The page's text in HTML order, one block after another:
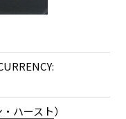
ハースト）